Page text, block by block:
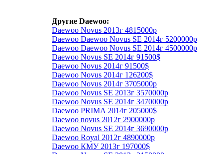
Другие Daewoo:
Daewoo Novus 2013г 4815000р
Daewoo Daewoo Novus SE 2014г 5200000р
Daewoo Daewoo Novus SE 2014г 4500000р
Daewoo Novus SE 2014г 91500$
Daewoo Novus 2014г 91500$
Daewoo Novus 2014г 126200$
Daewoo Novus 2014г 3705000р
Daewoo Novus SE 2013г 3570000р
Daewoo Novus SE 2014г 3470000р
Daewoo PRIMA 2014г 205000$
Daewoo novus 2012г 2900000р
Daewoo Novus SE 2014г 3690000р
Daewoo Royal 2012г 4890000р
Daewoo КМУ 2013г 197000$